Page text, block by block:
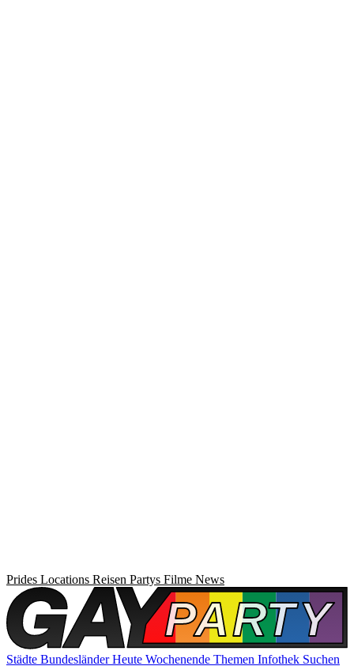
Prides Locations Reisen Partys Filme News
Städte BundesländerHeute Wochenende Themen Infothek Suchen